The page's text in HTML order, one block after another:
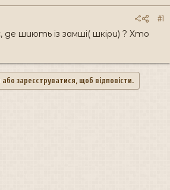
#1
де шиють із замші( шкіри) ? Хто
або зареєструватися, щоб відповісти.